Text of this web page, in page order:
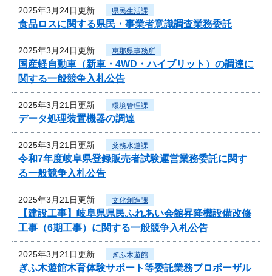
2025年3月24日更新 県民生活課
食品ロスに関する県民・事業者意識調査業務委託
2025年3月24日更新 恵那県事務所
国産軽自動車（新車・4WD・ハイブリット）の調達に
関する一般競争入札公告
2025年3月21日更新 環境管理課
データ処理装置機器の調達
2025年3月21日更新 薬務水道課
令和7年度岐阜県登録販売者試験運営業務委託に関す
る一般競争入札公告
2025年3月21日更新 文化創造課
【建設工事】岐阜県県民ふれあい会館昇降機設備改修
工事（6期工事）に関する一般競争入札公告
2025年3月21日更新 ぎふ木遊館
ぎふ木遊館木育体験サポート等委託業務プロポーザル